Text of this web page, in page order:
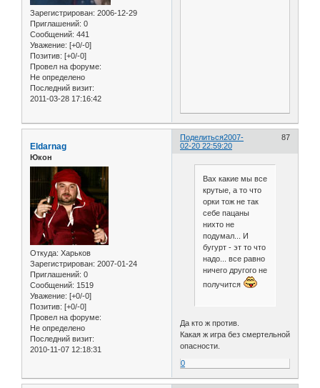
Зарегистрирован: 2006-12-29
Приглашений: 0
Сообщений: 441
Уважение: [+0/-0]
Позитив: [+0/-0]
Провел на форуме:
Не определено
Последний визит:
2011-03-28 17:16:42
Поделиться 87
2007-
02-20 22:59:20
Eldarnag
Юкон
Откуда: Харьков
Зарегистрирован: 2007-01-24
Приглашений: 0
Сообщений: 1519
Уважение: [+0/-0]
Позитив: [+0/-0]
Провел на форуме:
Не определено
Последний визит:
2010-11-07 12:18:31
Вах какие мы все
крутые, а то что
орки тож не так
себе пацаны
нихто не
подумал... И
бугурт - эт то что
надо... все равно
ничего другого не
получится
Да кто ж против.
Какая ж игра без смертельной
опасности.
0